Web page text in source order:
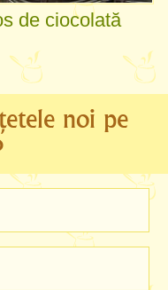
de ciocolată
noi pe